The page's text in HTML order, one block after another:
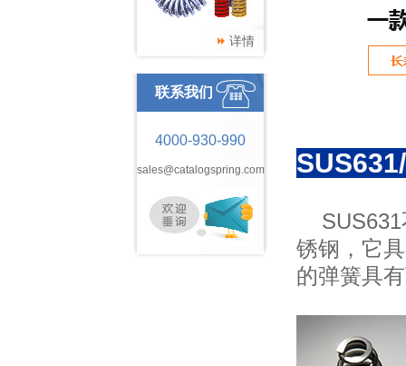
详情
联系我们
4000-930-990
sales@catalogspring.com
锈钢，它
的弹簧具